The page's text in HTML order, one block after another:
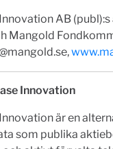
AB
Mangold
,
Innovation
är en
som publika